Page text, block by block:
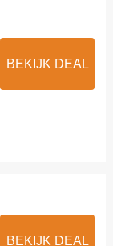
BEKIJK DEAL
BEKIJK DEAL